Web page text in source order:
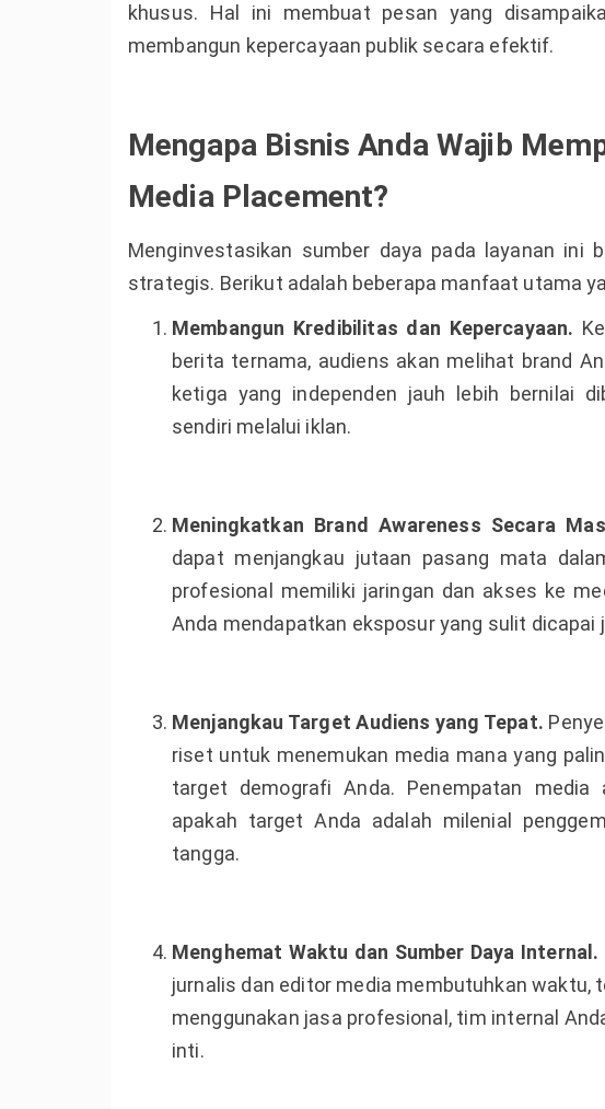
khusus. Hal ini membuat pesan yang
membangun kepercayaan publik secara efektif.
Mengapa Bisnis Anda Wajib
Media Placement?
Menginvestasikan sumber daya pada layanan ini
strategis. Berikut adalah beberapa manfaat utama
Membangun Kredibilitas dan Kepercayaan.
berita ternama, audiens akan melihat brand
ketiga yang independen jauh lebih bernilai
sendiri melalui iklan.
Meningkatkan Brand Awareness Secara
dapat menjangkau jutaan pasang mata
profesional memiliki jaringan dan akses ke
Anda mendapatkan eksposur yang sulit dicapai
Menjangkau Target Audiens yang Tepat.
riset untuk menemukan media mana yang
target demografi Anda. Penempatan media
apakah target Anda adalah milenial
tangga.
Menghemat Waktu dan Sumber Daya Internal.
jurnalis dan editor media membutuhkan waktu,
menggunakan jasa profesional, tim internal
inti.